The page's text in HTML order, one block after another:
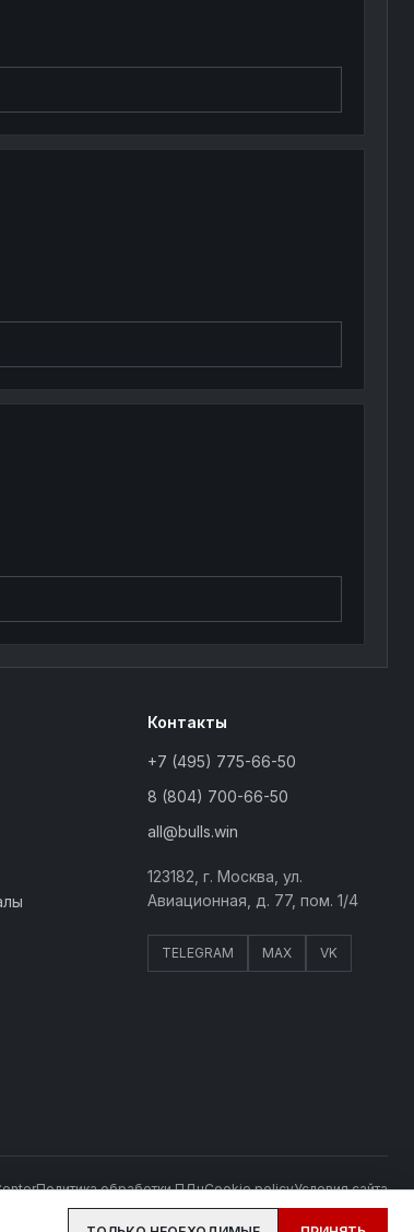
Контакты
+7 (495) 775-66-50
8 (804) 700-66-50
all@bulls.win
123182, г. Москва, ул.
Авиационная, д. 77, пом. 1/4
TELEGRAM MAX VK
Политика обработки ПДнCookie policyУсловия сайта